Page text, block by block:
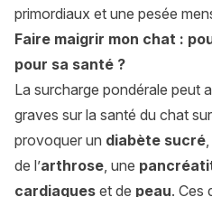
primordiaux et une pesée
Faire maigrir mon chat :
pour sa santé ?
La surcharge pondérale peut
graves sur la santé du chat
provoquer un diabète sucré
de l’arthrose, une
cardiaques et de peau. Ces